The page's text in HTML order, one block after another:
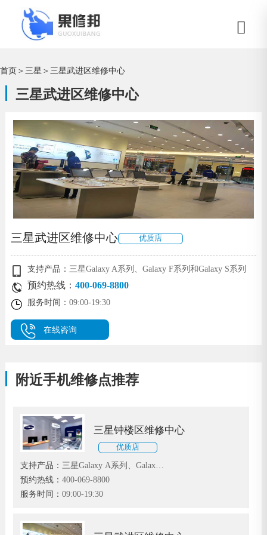
首页＞三星 ＞三星武进区维修中心
三星武进区维修中心
三星武进区维修中心 优质店
支持产品：三星Galaxy A系列、Galaxy F系列和Galaxy S系列
预约热线：400-069-8800
服务时间：09:00-19:30
在线咨询
附近手机维修点推荐
三星钟楼区维修中心
优质店
支持产品： 三星Galaxy A系列、Galaxy
F系列和Galaxy S系列
预约热线： 400-069-8800
服务时间： 09:00-19:30